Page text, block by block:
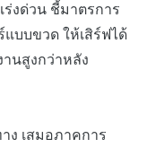
ร่งด่วน ชี้มาตรการ
แบบขวด ให้เสิร์ฟได้
านสูงกว่าหลัง
ง เสมอภาคการ